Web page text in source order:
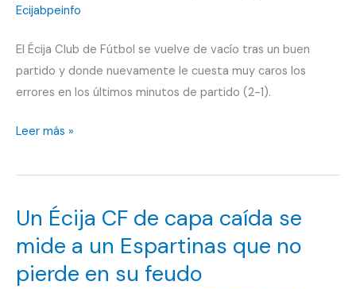
El Écija Club de Fútbol se vuelve de vacío tras un buen
partido y donde nuevamente le cuesta muy caros los
errores en los últimos minutos de partido (2-1).
Espartinas
de
para
sumar
puntos
Leer más »
Un Écija CF de capa caída se
mide a un Espartinas que no
pierde en su feudo